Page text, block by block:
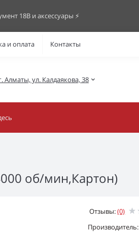
18В и аксессуары ⚡️
и оплата Контакты
Алматы, ул. Калдаякова, 38
об/мин,Картон)
Отзывы:(0)
Производитель: